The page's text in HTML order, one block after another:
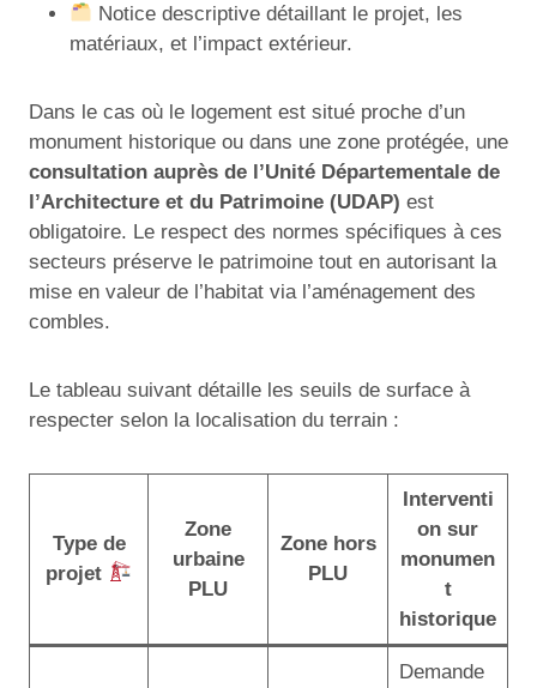
Notice descriptive détaillant le projet, les
matériaux, et l’impact extérieur.
Dans le cas où le logement est situé proche d’un
monument historique ou dans une zone protégée, une
consultation auprès de l’Unité Départementale de
l’Architecture et du Patrimoine (UDAP) est
obligatoire. Le respect des normes spécifiques à ces
secteurs préserve le patrimoine tout en autorisant la
mise en valeur de l’habitat via l’aménagement des
combles.
Le tableau suivant détaille les seuils de surface à
respecter selon la localisation du terrain :
Type de
projet
Zone
urbaine
PLU
Zone hors
PLU
Interventi
on sur
monumen
t
historique
Demande